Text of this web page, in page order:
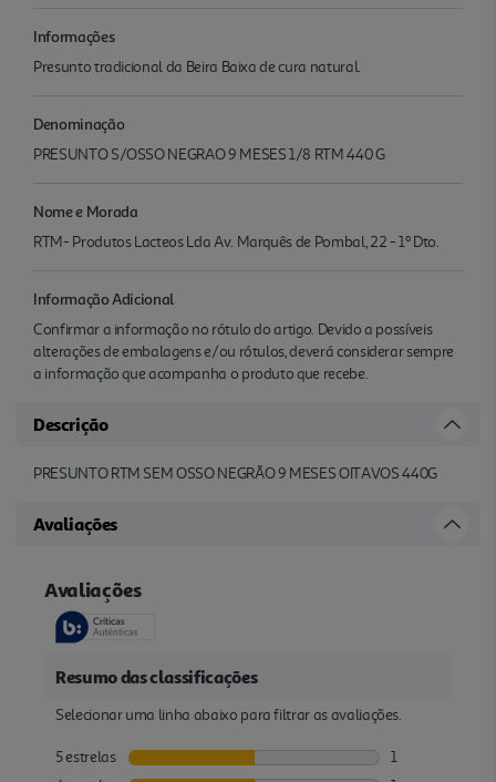
Informações
Presunto tradicional da Beira Baixa de cura natural.
Denominação
PRESUNTO S/OSSO NEGRAO 9 MESES 1/8 RTM 440 G
Nome e Morada
RTM- Produtos Lacteos Lda Av. Marquês de Pombal, 22 - 1º Dto.
Informação Adicional
Confirmar a informação no rótulo do artigo. Devido a possíveis
alterações de embalagens e/ou rótulos, deverá considerar sempre
a informação que acompanha o produto que recebe.
Descrição
PRESUNTO RTM SEM OSSO NEGRÃO 9 MESES OITAVOS 440G
Avaliações